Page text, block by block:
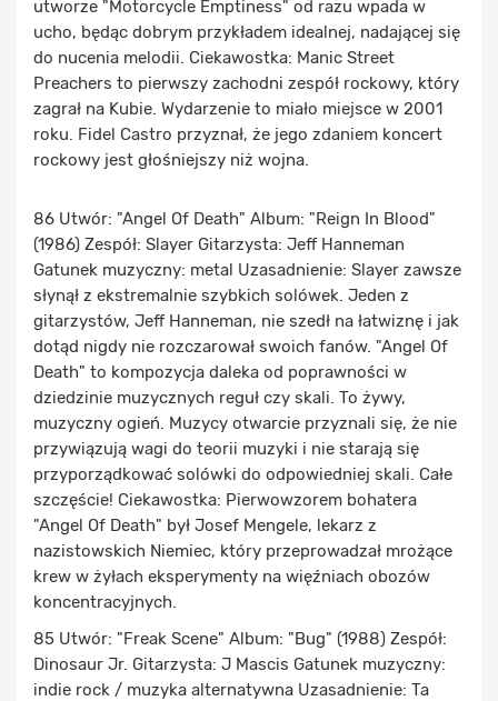
utworze "Motorcycle Emptiness" od razu wpada w
ucho, będąc dobrym przykładem idealnej, nadającej się
do nucenia melodii. Ciekawostka: Manic Street
Preachers to pierwszy zachodni zespół rockowy, który
zagrał na Kubie. Wydarzenie to miało miejsce w 2001
roku. Fidel Castro przyznał, że jego zdaniem koncert
rockowy jest głośniejszy niż wojna.
86 Utwór: "Angel Of Death" Album: "Reign In Blood"
(1986) Zespół: Slayer Gitarzysta: Jeff Hanneman
Gatunek muzyczny: metal Uzasadnienie: Slayer zawsze
słynął z ekstremalnie szybkich solówek. Jeden z
gitarzystów, Jeff Hanneman, nie szedł na łatwiznę i jak
dotąd nigdy nie rozczarował swoich fanów. "Angel Of
Death" to kompozycja daleka od poprawności w
dziedzinie muzycznych reguł czy skali. To żywy,
muzyczny ogień. Muzycy otwarcie przyznali się, że nie
przywiązują wagi do teorii muzyki i nie starają się
przyporządkować solówki do odpowiedniej skali. Całe
szczęście! Ciekawostka: Pierwowzorem bohatera
"Angel Of Death" był Josef Mengele, lekarz z
nazistowskich Niemiec, który przeprowadzał mrożące
krew w żyłach eksperymenty na więźniach obozów
koncentracyjnych.
85 Utwór: "Freak Scene" Album: "Bug" (1988) Zespół:
Dinosaur Jr. Gitarzysta: J Mascis Gatunek muzyczny:
indie rock / muzyka alternatywna Uzasadnienie: Ta